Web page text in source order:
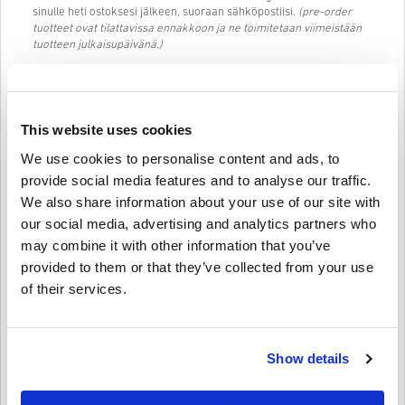
This website uses cookies
We use cookies to personalise content and ads, to
provide social media features and to analyse our traffic.
We also share information about your use of our site with
our social media, advertising and analytics partners who
may combine it with other information that you’ve
provided to them or that they’ve collected from your use
of their services.
Show details
sinulle heti ostoksesi jälkeen, suoraan sähköpostiisi. (pre-order
tuotteet ovat tilattavissa ennakkoon ja ne toimitetaan viimeistään
tuotteen julkaisupäivänä.)
Helppokäyttöinen, 3-vaiheinen ostosysteemimme on
Anna vain meiliosoitteesi, valitse maksutapa ja maksa, eli AMAZON
GIFT CARD 50 GBP UK ostaminen livecards.net:stä on todella
nopeaa ja helppoa.
Näin se toimii Livecards.netissä
HUOM
toimitetaan viimeistään tuotteen julkaisupäivänä, muut
Emme myy tuotteita kaupalliseen käyttöön.